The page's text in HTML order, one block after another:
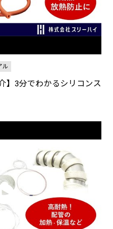
ル
】3分でわかるシリコンス